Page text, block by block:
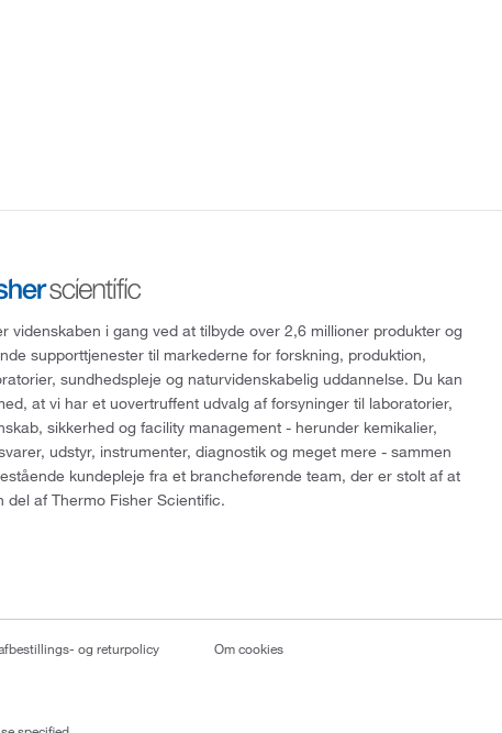
videnskaben i gang ved at tilbyde over 2,6 millioner produkter og
supporttjenester til markederne for forskning, produktion,
sundhedspleje og naturvidenskabelig uddannelse. Du kan
at vi har et uovertruffent udvalg af forsyninger til laboratorier,
sikkerhed og facility management - herunder kemikalier,
udstyr, instrumenter, diagnostik og meget mere - sammen
kundepleje fra et brancheførende team, der er stolt af at
del af Thermo Fisher Scientific.
og returpolicy Om cookies